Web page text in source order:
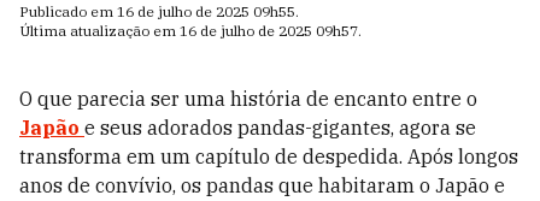
Publicado em 16 de julho de 2025 09h55.
Última atualização em 16 de julho de 2025 09h57.
O que parecia ser uma história de encanto entre o
Japão e seus adorados pandas-gigantes, agora se
transforma em um capítulo de despedida. Após longos
anos de convívio, os pandas que habitaram o Japão e